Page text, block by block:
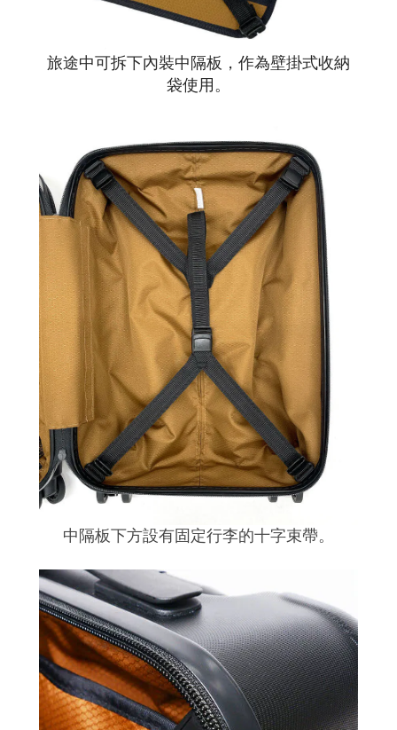
旅途中可拆下內裝中隔板，作為壁掛式收納
袋使用。
中隔板下方設有固定行李的十字束帶。